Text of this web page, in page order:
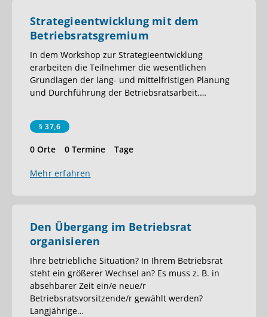
Strategieentwicklung mit dem
Betriebsratsgremium
In dem Workshop zur Strategieentwicklung
erarbeiten die Teilnehmer die wesentlichen
Grundlagen der lang- und mittelfristigen Planung
und Durchführung der Betriebsratsarbeit.…
§ 37,6
0 Orte 0 Termine Tage
Mehr erfahren
Den Übergang im Betriebsrat
organisieren
Ihre betriebliche Situation? In Ihrem Betriebsrat
steht ein größerer Wechsel an? Es muss z. B. in
absehbarer Zeit ein/e neue/r
Betriebsratsvorsitzende/r gewählt werden?
Langjährige…